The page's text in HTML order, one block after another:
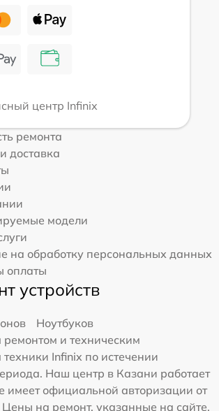
центр Infinix
ремонта
доставка
модели
на обработку персональных данных
оплаты
устройств
Ноутбуков
и техническим
Infinix по истечении
Наш центр в Казани работает
имеет официальной авторизации от
Цены на ремонт, указанные на сайте,